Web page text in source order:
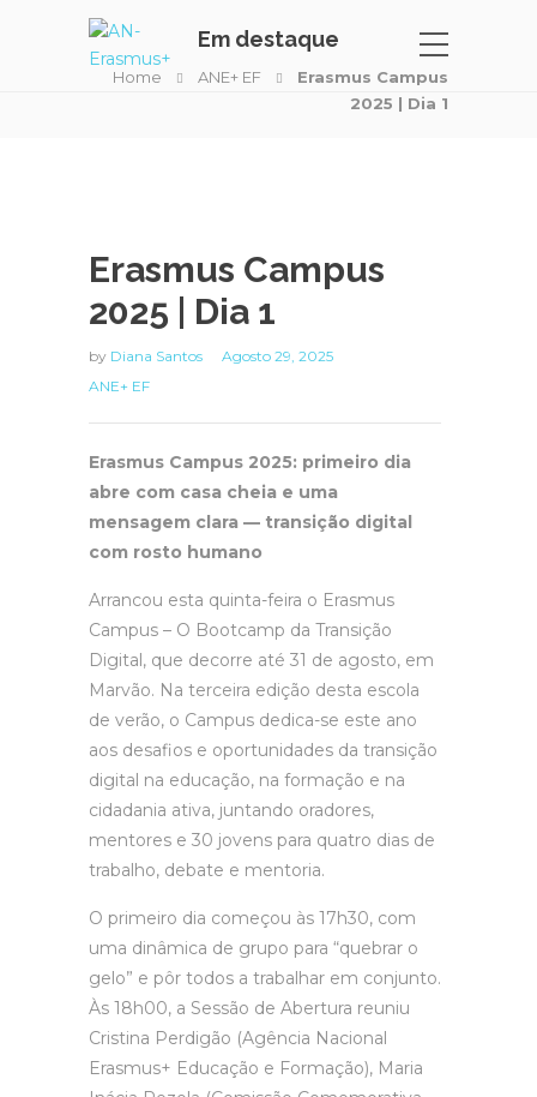
Em destaque
Home ANE+ EF
Erasmus Campus
2025 | Dia 1
Erasmus Campus
2025 | Dia 1
by Diana Santos
Agosto 29, 2025
ANE+ EF
Erasmus Campus 2025: primeiro dia
abre com casa cheia e uma
mensagem clara — transição digital
com rosto humano
Arrancou esta quinta-feira o Erasmus
Campus – O Bootcamp da Transição
Digital, que decorre até 31 de agosto, em
Marvão. Na terceira edição desta escola
de verão, o Campus dedica-se este ano
aos desafios e oportunidades da transição
digital na educação, na formação e na
cidadania ativa, juntando oradores,
mentores e 30 jovens para quatro dias de
trabalho, debate e mentoria.
O primeiro dia começou às 17h30, com
uma dinâmica de grupo para “quebrar o
gelo” e pôr todos a trabalhar em conjunto.
Às 18h00, a Sessão de Abertura reuniu
Cristina Perdigão (Agência Nacional
Erasmus+ Educação e Formação), Maria